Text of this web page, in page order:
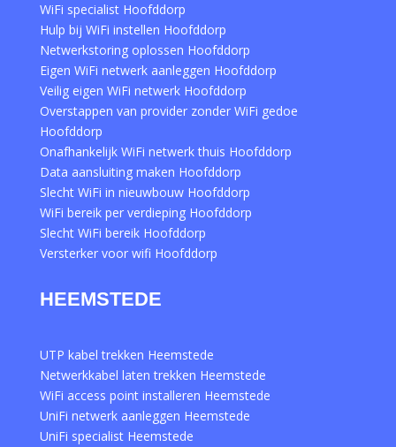
WiFi specialist Hoofddorp
Hulp bij WiFi instellen Hoofddorp
Netwerkstoring oplossen Hoofddorp
Eigen WiFi netwerk aanleggen Hoofddorp
Veilig eigen WiFi netwerk Hoofddorp
Overstappen van provider zonder WiFi gedoe
Hoofddorp
Onafhankelijk WiFi netwerk thuis Hoofddorp
Data aansluiting maken Hoofddorp
Slecht WiFi in nieuwbouw Hoofddorp
WiFi bereik per verdieping Hoofddorp
Slecht WiFi bereik Hoofddorp
Versterker voor wifi Hoofddorp
HEEMSTEDE
UTP kabel trekken Heemstede
Netwerkkabel laten trekken Heemstede
WiFi access point installeren Heemstede
UniFi netwerk aanleggen Heemstede
UniFi specialist Heemstede